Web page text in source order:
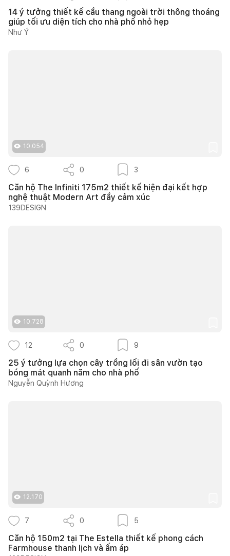
14 ý tưởng thiết kế cầu thang ngoài trời thông thoáng
giúp tối ưu diện tích cho nhà phố nhỏ hẹp
Như Ý
10.054
6 0 3
Căn hộ The Infiniti 175m2 thiết kế hiện đại kết hợp
nghệ thuật Modern Art đầy cảm xúc
139DESIGN
10.728
12 0 9
25 ý tưởng lựa chọn cây trồng lối đi sân vườn tạo
bóng mát quanh năm cho nhà phố
Nguyễn Quỳnh Hương
12.170
7 0 5
Căn hộ 150m2 tại The Estella thiết kế phong cách
Farmhouse thanh lịch và ấm áp